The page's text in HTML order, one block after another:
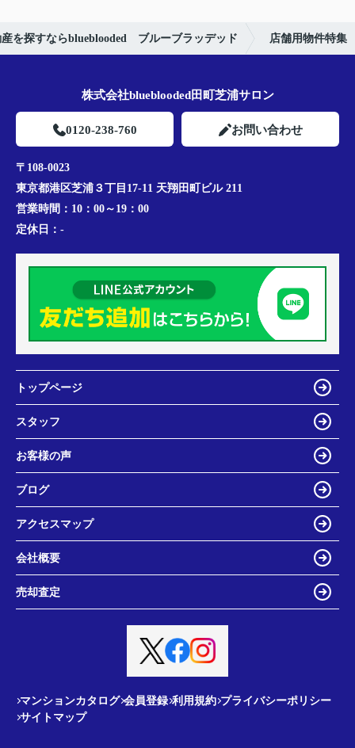
を探すならblueblooded ブルーブラッデッド 店舗用物件特集
株式会社blueblooded田町芝浦サロン
0120-238-760 お問い合わせ
〒108-0023
東京都港区芝浦３丁目17-11 天翔田町ビル 211
営業時間： 10：00～19：00
定休日： -
トップページ
スタッフ
お客様の声
ブログ
アクセスマップ
会社概要
売却査定
マンションカタログ 会員登録 利用規約 プライバシーポリシー
サイトマップ